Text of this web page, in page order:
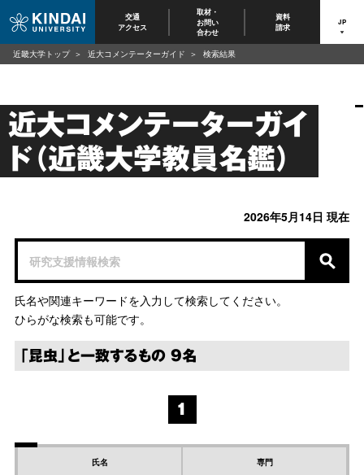
交通
アクセス
取材・
お問い
合わせ
資料
請求
JP
近大コメンテーターガイ
ド（近畿大学教員名鑑）
2026年5月14日 現在
氏名や関連キーワードを入力して検索してください。
ひらがな検索も可能です。
「昆虫」と一致するもの 9名
1
氏名 専門
近畿大学トップ 近大コメンテーターガイド 検索結果